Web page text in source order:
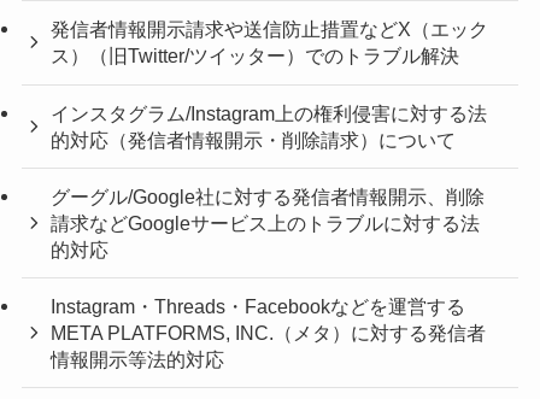
発信者情報開示請求や送信防止措置などX（エック
ス）（旧Twitter/ツイッター）でのトラブル解決
インスタグラム/Instagram上の権利侵害に対する法
的対応（発信者情報開示・削除請求）について
グーグル/Google社に対する発信者情報開示、削除
請求などGoogleサービス上のトラブルに対する法
的対応
Instagram・Threads・Facebookなどを運営する
META PLATFORMS, INC.（メタ）に対する発信者
情報開示等法的対応